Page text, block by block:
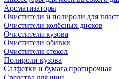
Ароматизаторы
Очистители и полироли для
Очистители колёсных дисков
Очистители кузова
Очистители обивки
Очистители стекол
Полироли кузова
Салфетки и бумага протирочная
Средства для шин